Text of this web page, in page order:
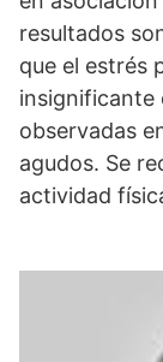
resultados
que el estrés
insignificante
observadas
agudos. Se
actividad